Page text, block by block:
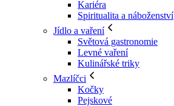
Kariéra
Spiritualita a náboženství
Jídlo a vaření
Světová gastronomie
Levné vaření
Kulinářské triky
Mazlíčci
Kočky
Pejskové